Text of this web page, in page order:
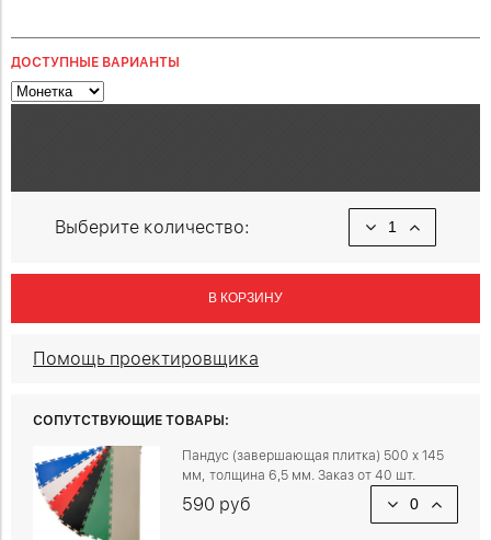
ДОСТУПНЫЕ ВАРИАНТЫ
Выберите количество:
В КОРЗИНУ
Помощь проектировщика
СОПУТСТВУЮЩИЕ ТОВАРЫ:
Пандус (завершающая плитка) 500 х 145
мм, толщина 6,5 мм. Заказ от 40 шт.
590 руб